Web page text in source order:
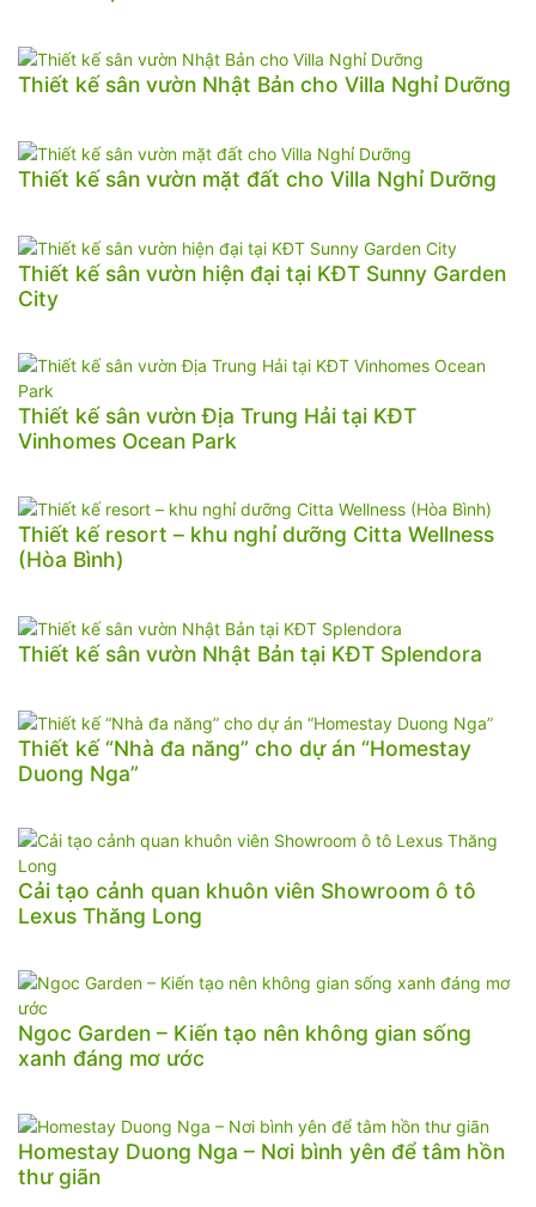
Thiết kế sân vườn Nhật Bản cho Villa Nghỉ Dưỡng
Thiết kế sân vườn mặt đất cho Villa Nghỉ Dưỡng
Thiết kế sân vườn hiện đại tại KĐT Sunny Garden
City
Thiết kế sân vườn Địa Trung Hải tại KĐT
Vinhomes Ocean Park
Thiết kế resort – khu nghỉ dưỡng Citta Wellness
(Hòa Bình)
Thiết kế sân vườn Nhật Bản tại KĐT Splendora
Thiết kế “Nhà đa năng” cho dự án “Homestay
Duong Nga”
Cải tạo cảnh quan khuôn viên Showroom ô tô
Lexus Thăng Long
Ngoc Garden – Kiến tạo nên không gian sống
xanh đáng mơ ước
Homestay Duong Nga – Nơi bình yên để tâm hồn
thư giãn